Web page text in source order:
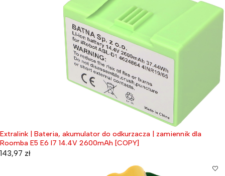
Extralink | Bateria, akumulator do odkurzacza | zamiennik dla
Roomba E5 E6 I7 14.4V 2600mAh [COPY]
143,97 zł